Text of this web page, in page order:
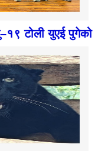
टोली युएई पुगेको